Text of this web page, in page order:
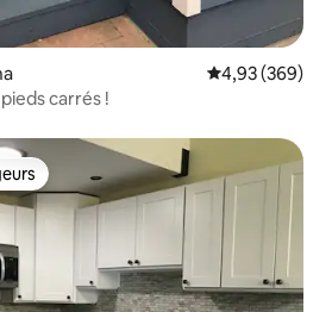
Évaluation
4,93 (369)
carrés !